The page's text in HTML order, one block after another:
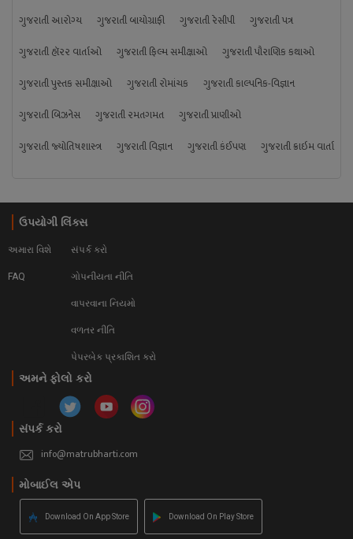
ગુજરાતી આરોગ્ય
ગુજરાતી બાયોગ્રાફી ગુજરાતી રેસીપી
ગુજરાતી પત્ર
ગુજરાતી હૉરર વાર્તાઓ
ગુજરાતી ફિલ્મ સમીક્ષાઓ
ગુજરાતી પૌરાણિક કથાઓ
ગુજરાતી પુસ્તક સમીક્ષાઓ
ગુજરાતી રોમાંચક
ગુજરાતી કાલ્પનિક-વિજ્ઞાન
ગુજરાતી બિઝનેસ
ગુજરાતી રમતગમત
ગુજરાતી પ્રાણીઓ
ગુજરાતી જ્યોતિષશાસ્ત્ર
ગુજરાતી વિજ્ઞાન ગુજરાતી કંઈપણ ગુજરાતી ક્રાઇમ વાર્તા
ઉપયોગી લિંક્સ
અમારા વિશે
FAQ
સંપર્ક કરો
ગોપનીયતા નીતિ
વાપરવાના નિયમો
વળતર નીતિ
પેપરબેક પ્રકાશિત કરો
અમને ફોલો કરો
સંપર્ક કરો
info@matrubharti.com
મોબાઈલ એપ
Download On App Store Download On Play Store